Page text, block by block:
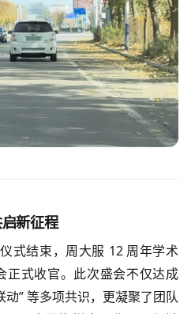
新征程
式结束，周大服 12 周年学术
正式收官。此次盛会不仅达成
” 等多项共识，更凝聚了团队